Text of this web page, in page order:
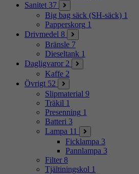
Sanitet 37
Big bag säck (SH-säck) 1
Papperskorg 1
Drivmedel 8
Bränsle 7
Dieseltank 1
Dagligvaror 2
Kaffe 2
Övrigt 52
Slipmaterial 9
Träkil 1
Presenning 1
Batteri 3
Lampa 11
Ficklampa 3
Pannlampa 3
Filter 8
Tjältiningskol 1